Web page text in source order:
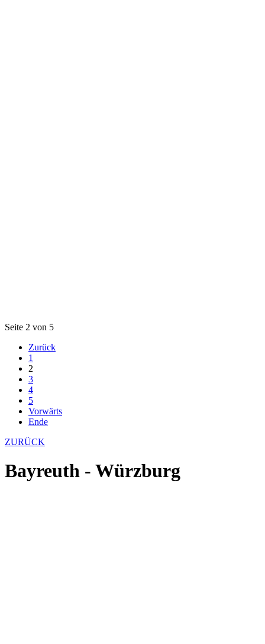
Seite 2 von 5
Zurück
1
2
3
4
5
Vorwärts
Ende
ZURÜCK
Bayreuth - Würzburg